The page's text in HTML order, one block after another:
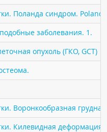
Поланда синдром. Poland
заболевания. 1.
опухоль (ГКО, GCT)
Воронкообразная
Килевидная деформация